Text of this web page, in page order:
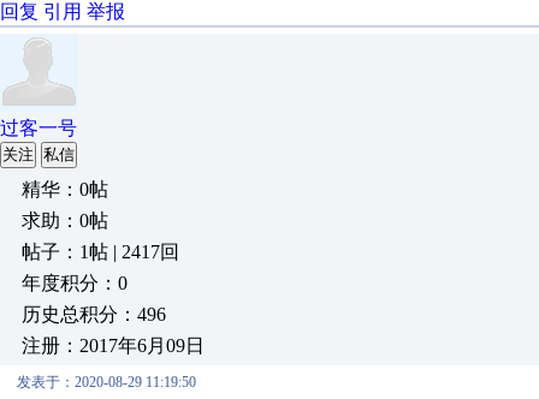
回复 引用 举报
过客一号
关注 私信
精华：0帖
求助：0帖
帖子：1帖 | 2417回
年度积分：0
历史总积分：496
注册：2017年6月09日
发表于：2020-08-29 11:19:50